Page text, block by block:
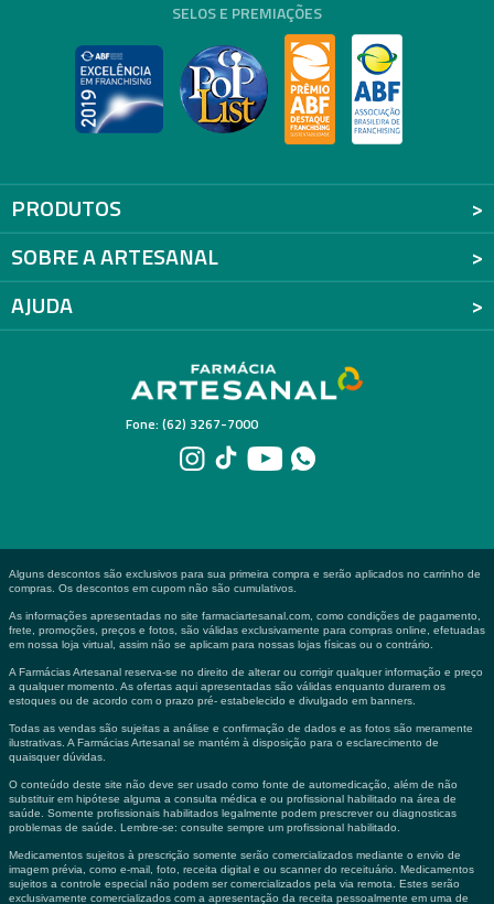
PRODUTOS
SOBRE A ARTESANAL
AJUDA
Fone: (62) 3267-7000
SELOS E PREMIAÇÕES
Alguns descontos são exclusivos para sua primeira compra e serão aplicados no carrinho de
compras. Os descontos em cupom não são cumulativos.
As informações apresentadas no site farmaciartesanal.com, como condições de pagamento,
frete, promoções, preços e fotos, são válidas exclusivamente para compras online, efetuadas
em nossa loja virtual, assim não se aplicam para nossas lojas físicas ou o contrário.
A Farmácias Artesanal reserva-se no direito de alterar ou corrigir qualquer informação e preço
a qualquer momento. As ofertas aqui apresentadas são válidas enquanto durarem os
estoques ou de acordo com o prazo pré- estabelecido e divulgado em banners.
Todas as vendas são sujeitas a análise e confirmação de dados e as fotos são meramente
ilustrativas. A Farmácias Artesanal se mantém à disposição para o esclarecimento de
quaisquer dúvidas.
O conteúdo deste site não deve ser usado como fonte de automedicação, além de não
substituir em hipótese alguma a consulta médica e ou profissional habilitado na área de
saúde. Somente profissionais habilitados legalmente podem prescrever ou diagnosticas
problemas de saúde. Lembre-se: consulte sempre um profissional habilitado.
Medicamentos sujeitos à prescrição somente serão comercializados mediante o envio de
imagem prévia, como e-mail, foto, receita digital e ou scanner do receituário. Medicamentos
sujeitos a controle especial não podem ser comercializados pela via remota. Estes serão
exclusivamente comercializados com a apresentação da receita pessoalmente em uma de